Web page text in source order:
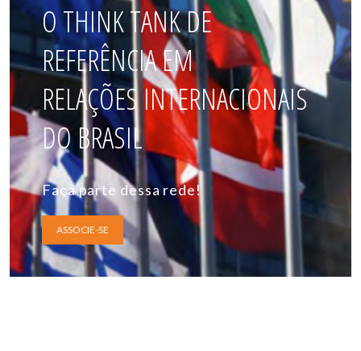
O THINK TANK DE
REFERÊNCIA EM
RELAÇÕES INTERNACIONAIS
DO BRASIL
Faça parte dessa rede!
ASSOCIE-SE